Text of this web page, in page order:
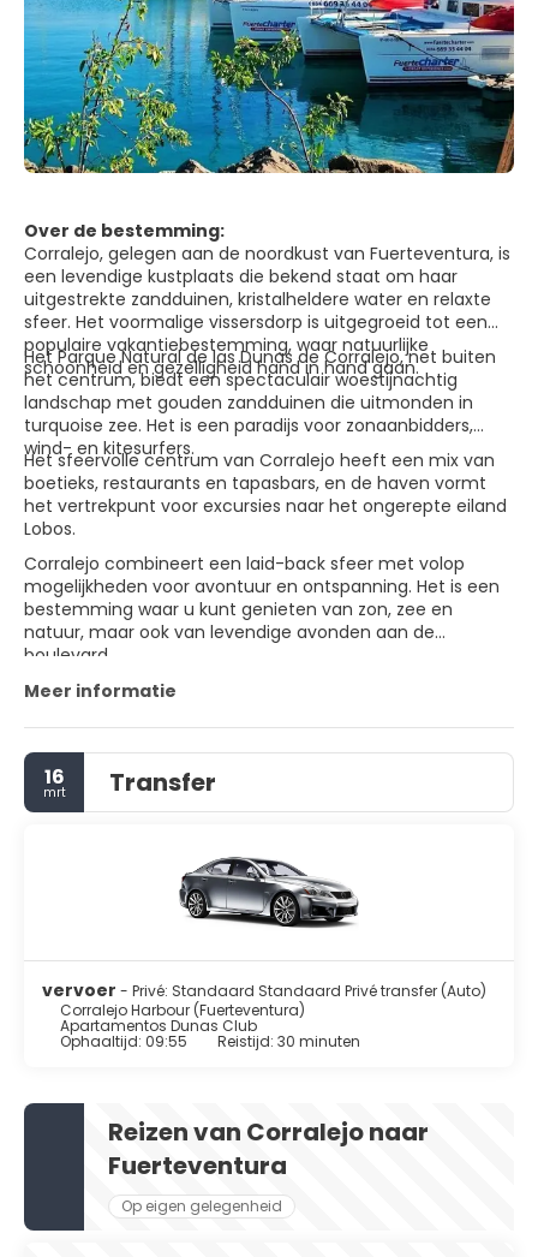
Over de bestemming:
Corralejo, gelegen aan de noordkust van Fuerteventura, is
een levendige kustplaats die bekend staat om haar
uitgestrekte zandduinen, kristalheldere water en relaxte
sfeer. Het voormalige vissersdorp is uitgegroeid tot een
populaire vakantiebestemming, waar natuurlijke
schoonheid en gezelligheid hand in hand gaan.
Het Parque Natural de las Dunas de Corralejo, net buiten
het centrum, biedt een spectaculair woestijnachtig
landschap met gouden zandduinen die uitmonden in
turquoise zee. Het is een paradijs voor zonaanbidders,
wind- en kitesurfers.
Het sfeervolle centrum van Corralejo heeft een mix van
boetieks, restaurants en tapasbars, en de haven vormt
het vertrekpunt voor excursies naar het ongerepte eiland
Lobos.
Corralejo combineert een laid-back sfeer met volop
mogelijkheden voor avontuur en ontspanning. Het is een
bestemming waar u kunt genieten van zon, zee en
natuur, maar ook van levendige avonden aan de
boulevard.
Meer informatie
16
mrt Transfer
vervoer - Privé: Standaard Standaard Privé transfer (Auto)
Corralejo Harbour (Fuerteventura)
Apartamentos Dunas Club
Ophaaltijd: 09:55 Reistijd: 30 minuten
Reizen van Corralejo naar
Fuerteventura
Op eigen gelegenheid